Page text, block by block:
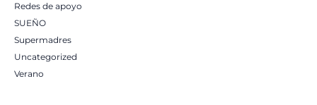
Redes de apoyo
SUEÑO
Supermadres
Uncategorized
Verano